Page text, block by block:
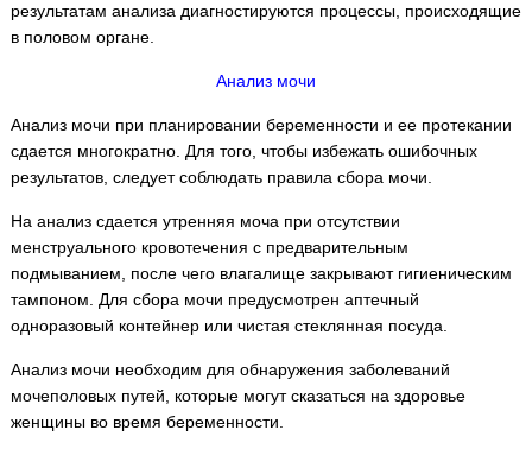
результатам анализа диагностируются процессы, происходящие
в половом органе.
Анализ мочи
Анализ мочи при планировании беременности и ее протекании
сдается многократно. Для того, чтобы избежать ошибочных
результатов, следует соблюдать правила сбора мочи.
На анализ сдается утренняя моча при отсутствии
менструального кровотечения с предварительным
подмыванием, после чего влагалище закрывают гигиеническим
тампоном. Для сбора мочи предусмотрен аптечный
одноразовый контейнер или чистая стеклянная посуда.
Анализ мочи необходим для обнаружения заболеваний
мочеполовых путей, которые могут сказаться на здоровье
женщины во время беременности.